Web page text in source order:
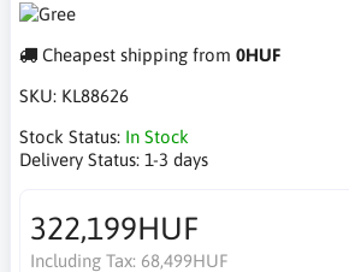
Cheapest shipping from 0HUF
SKU: KL88626
Stock Status: In Stock
Delivery Status: 1-3 days
322,199HUF
Including Tax: 68,499HUF